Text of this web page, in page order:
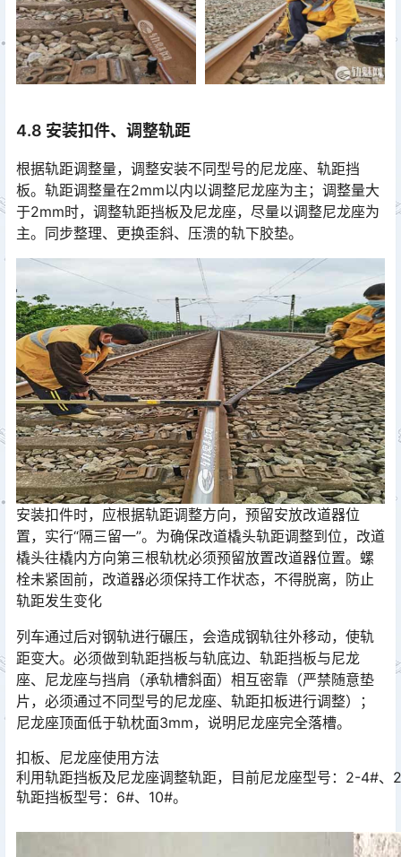
4.8 安装扣件、调整轨距
根据轨距调整量，调整安装不同型号的尼龙座、轨距挡
板。轨距调整量在2mm以内以调整尼龙座为主；调整量大
于2mm时，调整轨距挡板及尼龙座，尽量以调整尼龙座为
主。同步整理、更换歪斜、压溃的轨下胶垫。󠅅󠅃󠄵󠅂󠄪󠇖󠆨󠆨󠇕󠆞󠆒󠅬󠇘󠆭󠆘󠇙󠆝󠅵󠇗󠆭󠆁󠄐󠇗󠅹󠅸󠇖󠆍󠅳󠇖󠅹󠅰󠇖󠆌󠅹
安装扣件时，应根据轨距调整方向，预留安放改道器位
置，实行“隔三留一”。为确保改道橇头轨距调整到位，改道
橇头往橇内方向第三根轨枕必须预留放置改道器位置。螺
栓未紧固前，改道器必须保持工作状态，不得脱离，防止
轨距发生变化󠅅󠅃󠄵󠅂󠄪󠇖󠆨󠆨󠇕󠆞󠆒󠅬󠇘󠆭󠆘󠇙󠆝󠅵󠇗󠆭󠆁󠄐󠇗󠅹󠅸󠇖󠆍󠅳󠇖󠅹󠅰󠇖󠆌󠅹
列车通过后对钢轨进行碾压，会造成钢轨往外移动，使轨
距变大。必须做到轨距挡板与轨底边、轨距挡板与尼龙
座、尼龙座与挡肩（承轨槽斜面）相互密靠（严禁随意垫
片，必须通过不同型号的尼龙座、轨距扣板进行调整）；
尼龙座顶面低于轨枕面3mm，说明尼龙座完全落槽。󠅅󠅃󠄵󠅂󠄪󠇖󠆨󠆨󠇕󠆞󠆒󠅬󠇘󠆭󠆘󠇙󠆝󠅵󠇗󠆭󠆁󠄐󠇗󠅹󠅸󠇖󠆍󠅳󠇖󠅹󠅰󠇖󠆌󠅹
扣板、尼龙座使用方法
利用轨距挡板及尼龙座调整轨距，目前尼龙座型号：2-4#
轨距挡板型号：6#、10#。